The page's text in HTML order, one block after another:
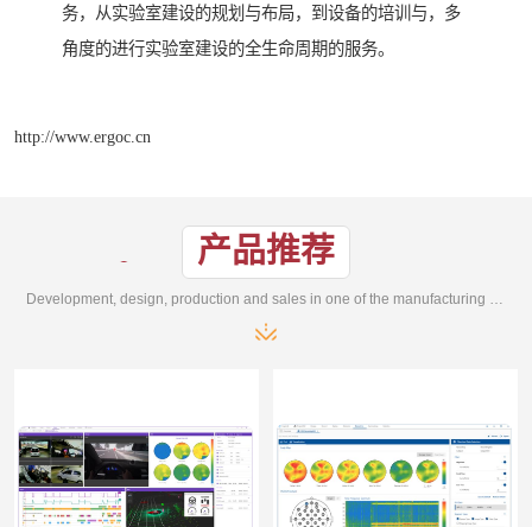
务，从实验室建设的规划与布局，到设备的培训与，多
角度的进行实验室建设的全生命周期的服务。
http://www.ergoc.cn
产品推荐
Development, design, production and sales in one of the manufacturing enterprises